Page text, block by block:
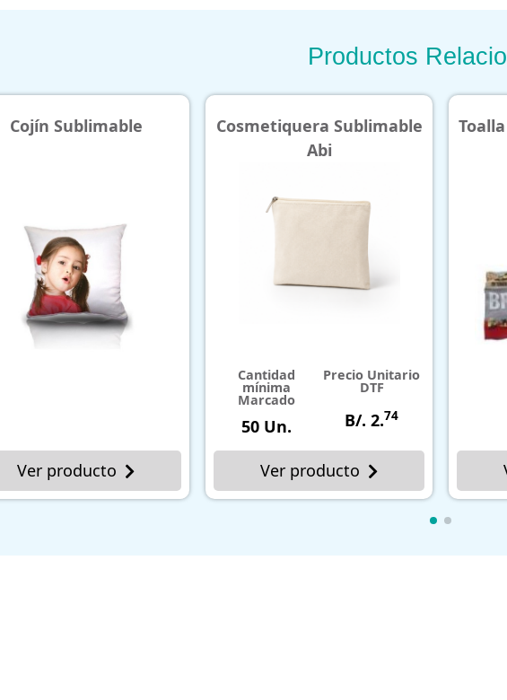
Productos
Cosmetiquera Sublimable
Precio Unitario
Ver producto
Toalla De Microfibra Chica
Ver producto